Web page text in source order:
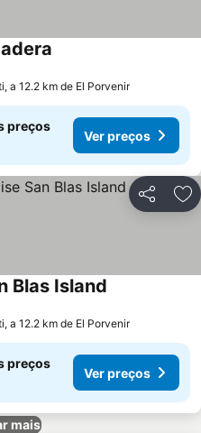
a 12.2 km de El Porvenir
preços
Ver preços
Partilhar
Blas Island
a 12.2 km de El Porvenir
preços
Ver preços
mais